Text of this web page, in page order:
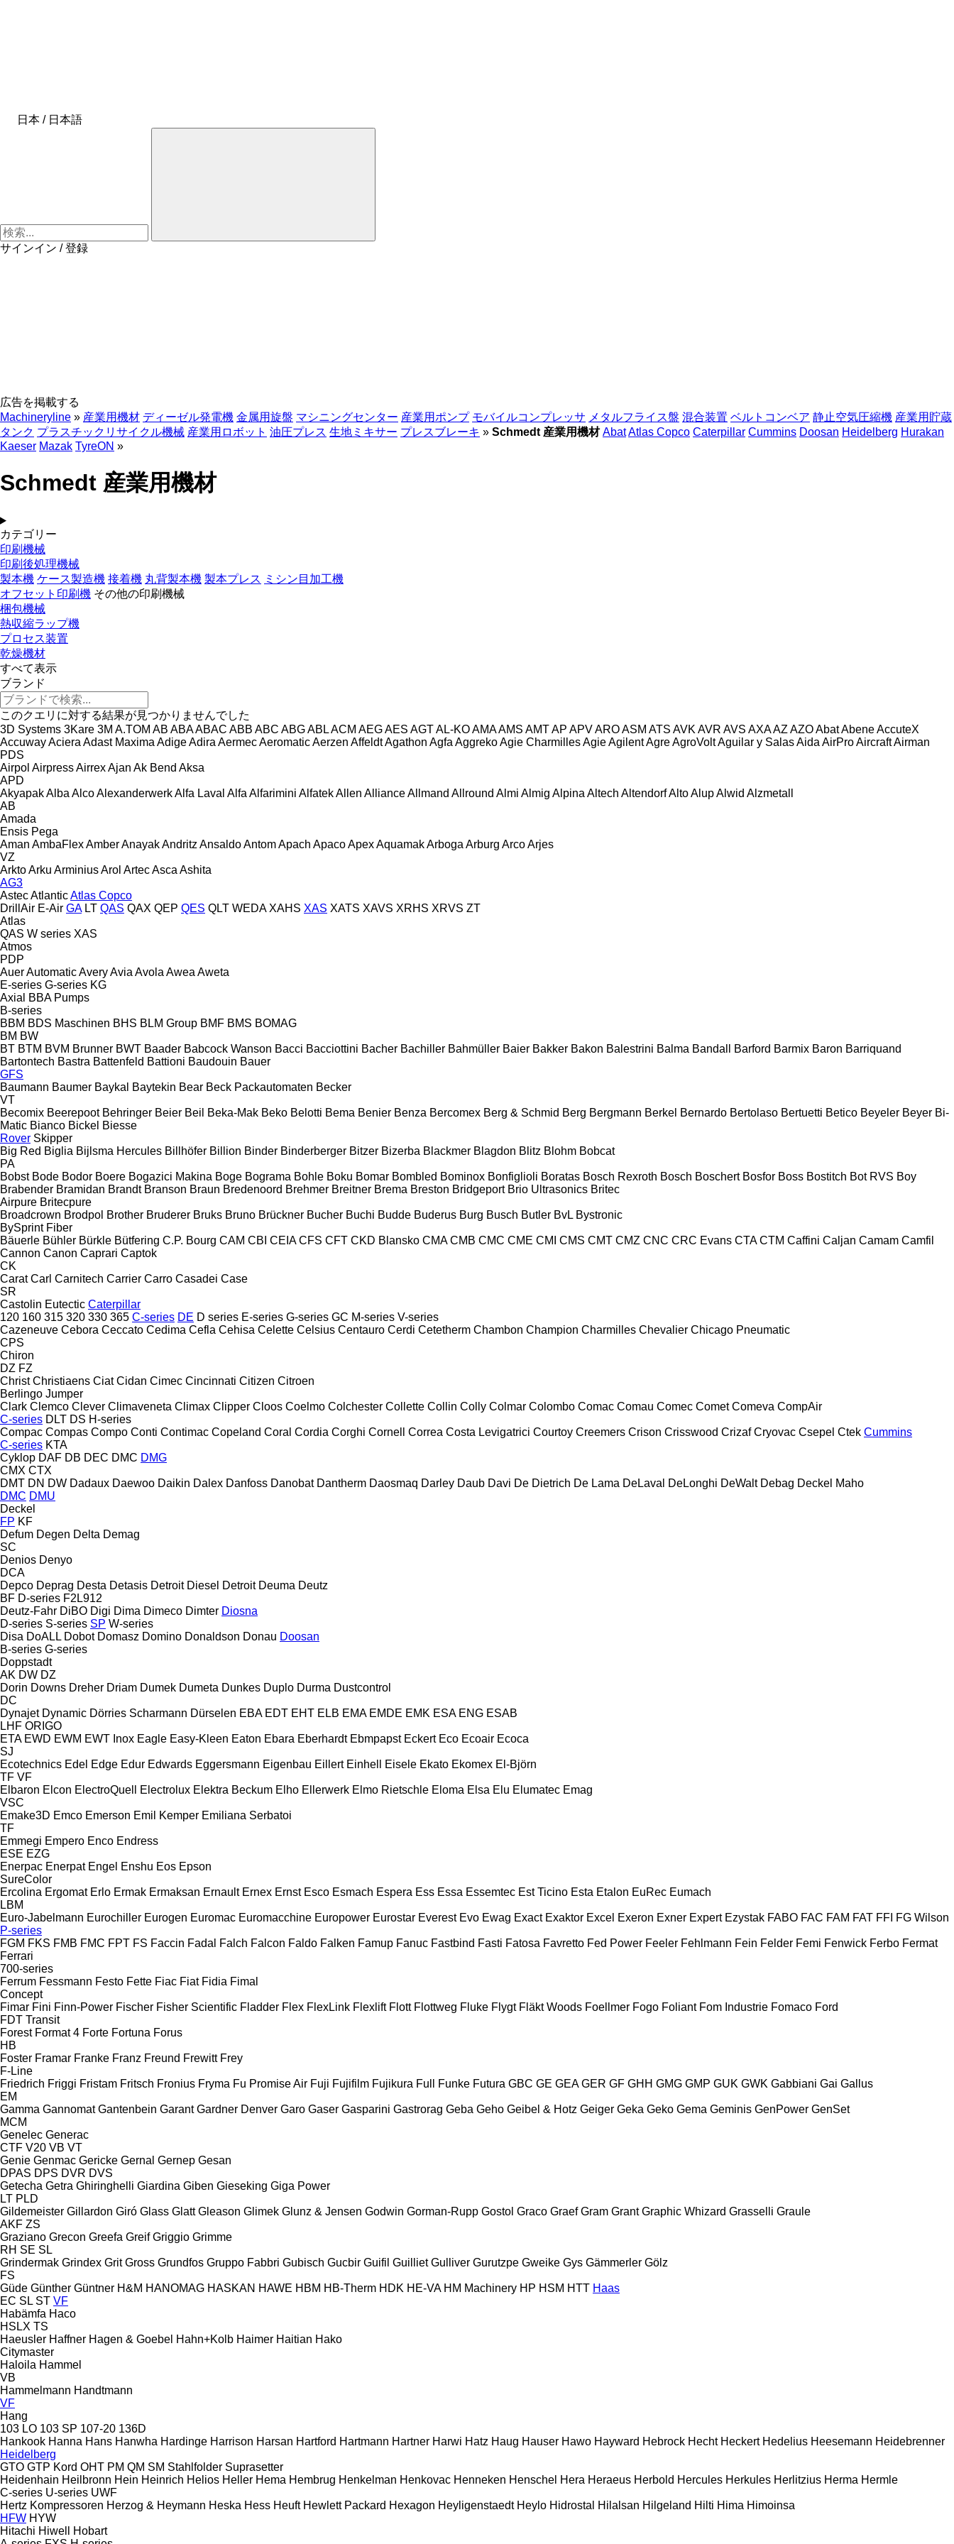
日本 / 日本語
サインイン / 登録
広告を掲載する
Machineryline » 産業用機材 ディーゼル発電機 金属用旋盤 マシニングセンター 産業用ポンプ モバイルコンプレッサ メタルフライス盤 混合装置 ベルトコンベア 静止空気圧縮機 産業用貯蔵
タンク プラスチックリサイクル機械 産業用ロボット 油圧プレス 生地ミキサー プレスブレーキ » Schmedt 産業用機材 AbatAtlas Copco Caterpillar Cummins Doosan Heidelberg Hurakan
Kaeser Mazak TyreON »
Schmedt 産業用機材
カテゴリー
印刷機械
印刷後処理機械
製本機 ケース製造機 接着機 丸背製本機 製本プレス ミシン目加工機
オフセット印刷機 その他の印刷機械
梱包機械
熱収縮ラップ機
プロセス装置
乾燥機材
すべて表示
ブランド
このクエリに対する結果が見つかりませんでした
3D Systems 3Kare 3M A.TOM AB ABAABAC ABB ABC ABGABLACM AEGAES AGTAL-KOAMAAMS AMTAP APVAROASM ATS AVK AVR AVS AXAAZ AZOAbatAbeneAccuteX
AccuwayAciera Adast Maxima AdigeAdira AermecAeromaticAerzen AffeldtAgathon Agfa AggrekoAgie CharmillesAgieAgilentAgreAgroVoltAguilar y SalasAida AirProAircraftAirman
PDS
Airpol AirpressAirrexAjan Ak Bend Aksa
APD
AkyapakAlba AlcoAlexanderwerkAlfa Laval Alfa Alfarimini AlfatekAllen AllianceAllmand Allround Almi Almig Alpina Altech AltendorfAltoAlupAlwid Alzmetall
AB
Amada
Ensis Pega
Aman AmbaFlexAmberAnayakAndritz AnsaldoAntomApach ApacoApexAquamakArboga Arburg ArcoArjes
VZ
ArktoArku ArminiusArol ArtecAsca Ashita
AG3
AstecAtlanticAtlas Copco
DrillAir E-Air GA LT QAS QAX QEP QES QLT WEDA XAHS XAS XATS XAVS XRHS XRVS ZT
Atlas
QAS W series XAS
Atmos
PDP
AuerAutomaticAveryAvia Avola Awea Aweta
E-series G-series KG
Axial
BBA Pumps
B-series
BBM BDS Maschinen BHS BLM Group BMF BMS BOMAG
BM BW
BT BTM BVM Brunner BWT Baader Babcock Wanson Bacci Bacciottini Bacher Bachiller Bahmüller Baier Bakker Bakon Balestrini Balma Bandall Barford Barmix Baron Barriquand
Bartontech Bastra Battenfeld Battioni Baudouin Bauer
GFS
Baumann Baumer Baykal Baytekin Bear Beck Packautomaten Becker
VT
Becomix Beerepoot Behringer Beier Beil Beka-Mak Beko Belotti Bema Benier Benza Bercomex Berg & Schmid Berg Bergmann Berkel Bernardo Bertolaso Bertuetti Betico Beyeler Beyer Bi-
Matic Bianco Bickel Biesse
Rover Skipper
Big Red Biglia Bijlsma Hercules Billhöfer Billion Binder Binderberger Bitzer Bizerba Blackmer Blagdon Blitz Blohm Bobcat
PA
Bobst Bode Bodor Boere Bogazici Makina Boge Bograma Bohle Boku Bomar Bombled Bominox Bonfiglioli Boratas Bosch Rexroth Bosch Boschert Bosfor Boss Bostitch Bot RVS Boy
Brabender Bramidan Brandt Branson Braun Bredenoord Brehmer Breitner Brema Breston Bridgeport Brio Ultrasonics Britec
Airpure Britecpure
Broadcrown Brodpol Brother Bruderer Bruks Bruno Brückner Bucher Buchi Budde Buderus Burg Busch Butler BvL Bystronic
BySprint Fiber
Bäuerle Bühler Bürkle Bütfering C.P. Bourg CAM CBI CEIA CFS CFT CKD Blansko CMA CMB CMC CME CMI CMS CMT CMZ CNC CRC Evans CTA CTM Caffini Caljan Camam Camfil
Cannon Canon Caprari Captok
CK
Carat Carl Carnitech Carrier Carro Casadei Case
SR
Castolin Eutectic Caterpillar
120 160 315 320 330 365 C-series DE D series E-series G-series GC M-series V-series
Cazeneuve Cebora Ceccato Cedima Cefla Cehisa Celette Celsius Centauro Cerdi Cetetherm Chambon Champion Charmilles Chevalier Chicago Pneumatic
CPS
Chiron
DZ FZ
Christ Christiaens Ciat Cidan Cimec Cincinnati Citizen Citroen
Berlingo Jumper
Clark Clemco Clever Climaveneta Climax Clipper Cloos Coelmo Colchester Collette Collin Colly Colmar Colombo Comac Comau Comec Comet Comeva CompAir
C-series DLT DS H-series
Compac Compas Compo Conti Contimac Copeland Coral Cordia Corghi Cornell Correa Costa Levigatrici Courtoy Creemers Crison Crisswood Crizaf Cryovac Csepel Ctek Cummins
C-series KTA
Cyklop DAF DB DEC DMC DMG
CMX CTX
DMT DN DW Dadaux Daewoo Daikin Dalex Danfoss Danobat Dantherm Daosmaq Darley Daub Davi De Dietrich De Lama DeLaval DeLonghi DeWalt Debag Deckel Maho
DMC DMU
Deckel
FP KF
Defum Degen Delta Demag
SC
Denios Denyo
DCA
Depco Deprag Desta Detasis Detroit Diesel Detroit Deuma Deutz
BF D-series F2L912
Deutz-Fahr DiBO Digi Dima Dimeco Dimter Diosna
D-series S-series SP W-series
Disa DoALL Dobot Domasz Domino Donaldson Donau Doosan
B-series G-series
Doppstadt
AK DW DZ
Dorin Downs Dreher Driam Dumek Dumeta Dunkes Duplo Durma Dustcontrol
DC
Dynajet Dynamic Dörries Scharmann Dürselen EBA EDT EHT ELB EMA EMDE EMK ESA ENG ESAB
LHF ORIGO
ETA EWD EWM EWT Inox Eagle Easy-Kleen Eaton Ebara Eberhardt Ebmpapst Eckert Eco Ecoair Ecoca
SJ
Ecotechnics Edel Edge Edur Edwards Eggersmann Eigenbau Eillert Einhell Eisele Ekato Ekomex El-Björn
TF VF
Elbaron Elcon ElectroQuell Electrolux Elektra Beckum Elho Ellerwerk Elmo Rietschle Eloma Elsa Elu Elumatec Emag
VSC
Emake3D Emco Emerson Emil Kemper Emiliana Serbatoi
TF
Emmegi Empero Enco Endress
ESE EZG
Enerpac Enerpat Engel Enshu Eos Epson
SureColor
Ercolina Ergomat Erlo Ermak Ermaksan Ernault Ernex Ernst Esco Esmach Espera Ess Essa Essemtec Est Ticino Esta Etalon EuRec Eumach
LBM
Euro-Jabelmann Eurochiller Eurogen Euromac Euromacchine Europower Eurostar Everest Evo Ewag Exact Exaktor Excel Exeron Exner Expert Ezystak FABO FAC FAM FAT FFI FG Wilson
P-series
FGM FKS FMB FMC FPT FS Faccin Fadal Falch Falcon Faldo Falken Famup Fanuc Fastbind Fasti Fatosa Favretto Fed Power Feeler Fehlmann Fein Felder Femi Fenwick Ferbo Fermat
Ferrari
700-series
Ferrum Fessmann Festo Fette Fiac Fiat Fidia Fimal
Concept
Fimar Fini Finn-Power Fischer Fisher Scientific Fladder Flex FlexLink Flexlift Flott Flottweg Fluke Flygt Fläkt Woods Foellmer Fogo Foliant Fom Industrie Fomaco Ford
FDT Transit
Forest Format 4 Forte Fortuna Forus
HB
Foster Framar Franke Franz Freund Frewitt Frey
F-Line
Friedrich Friggi Fristam Fritsch Fronius Fryma Fu Promise Air Fuji Fujifilm Fujikura Full Funke Futura GBC GE GEA GER GF GHH GMG GMP GUK GWK Gabbiani Gai Gallus
EM
Gamma Gannomat Gantenbein Garant Gardner Denver Garo Gaser Gasparini Gastrorag Geba Geho Geibel & Hotz Geiger Geka Geko Gema Geminis GenPower GenSet
MCM
Genelec Generac
CTF V20 VB VT
Genie Genmac Gericke Gernal Gernep Gesan
DPAS DPS DVR DVS
Getecha Getra Ghiringhelli Giardina Giben Gieseking Giga Power
LT PLD
Gildemeister Gillardon Giró Glass Glatt Gleason Glimek Glunz & Jensen Godwin Gorman-Rupp Gostol Graco Graef Gram Grant Graphic Whizard Grasselli Graule
AKF ZS
Graziano Grecon Greefa Greif Griggio Grimme
RH SE SL
Grindermak Grindex Grit Gross Grundfos Gruppo Fabbri Gubisch Gucbir Guifil Guilliet Gulliver Gurutzpe Gweike Gys Gämmerler Gölz
FS
Güde Günther Güntner H&M HANOMAG HASKAN HAWE HBM HB‑Therm HDK HE-VA HM Machinery HP HSM HTT Haas
EC SL ST VF
Habämfa Haco
HSLX TS
Haeusler Haffner Hagen & Goebel Hahn+Kolb Haimer Haitian Hako
Citymaster
Haloila Hammel
VB
Hammelmann Handtmann
VF
Hang
103 LO 103 SP 107-20 136D
Hankook Hanna Hans Hanwha Hardinge Harrison Harsan Hartford Hartmann Hartner Harwi Hatz Haug Hauser Hawo Hayward Hebrock Hecht Heckert Hedelius Heesemann Heidebrenner
Heidelberg
GTO GTP Kord OHT PM QM SM Stahlfolder Suprasetter
Heidenhain Heilbronn Hein Heinrich Helios Heller Hema Hembrug Henkelman Henkovac Henneken Henschel Hera Heraeus Herbold Hercules Herkules Herlitzius Herma Hermle
C-series U-series UWF
Hertz Kompressoren Herzog & Heymann Heska Hess Heuft Hewlett Packard Hexagon Heyligenstaedt Heylo Hidrostal Hilalsan Hilgeland Hilti Hima Himoinsa
HFW HYW
Hitachi Hiwell
Hobart